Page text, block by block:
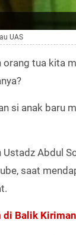
UAS
orang tua kita
si anak baru
Ustadz Abdul
saat
di Balik